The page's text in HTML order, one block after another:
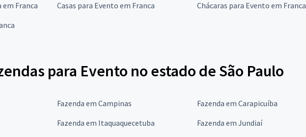
em Franca Casas para Evento em Franca Chácaras para Evento em Franca
para Evento no estado de São Paulo
Fazenda em Campinas Fazenda em Carapicuíba
Fazenda em Itaquaquecetuba Fazenda em Jundiaí